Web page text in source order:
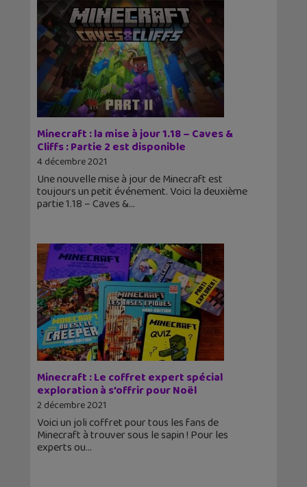
Minecraft : la mise à jour 1.18 – Caves &
Cliffs : Partie 2 est disponible
4 décembre 2021
Une nouvelle mise à jour de Minecraft est
toujours un petit événement. Voici la deuxième
partie 1.18 – Caves &
Minecraft : Le coffret expert spécial
exploration à s’offrir pour Noël
2 décembre 2021
Voici un joli coffret pour tous les fans de
Minecraft à trouver sous le sapin ! Pour les
experts ou